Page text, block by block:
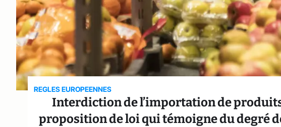
REGLES EUROPEENNES
Interdiction de l’importation de
proposition de loi qui témoigne du degré